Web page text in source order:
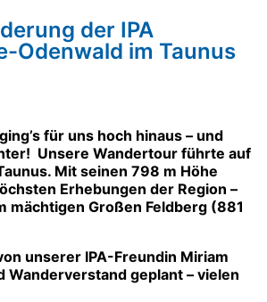
der IPA
Odenwald im Taunus
für uns hoch hinaus – und
Unsere Wandertour führte auf
Mit seinen 798 m Höhe
Erhebungen der Region –
mächtigen Großen Feldberg (881
unserer IPA-Freundin Miriam
Wanderverstand geplant – vielen